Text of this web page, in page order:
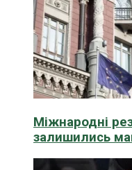
Міжнародні
залишились